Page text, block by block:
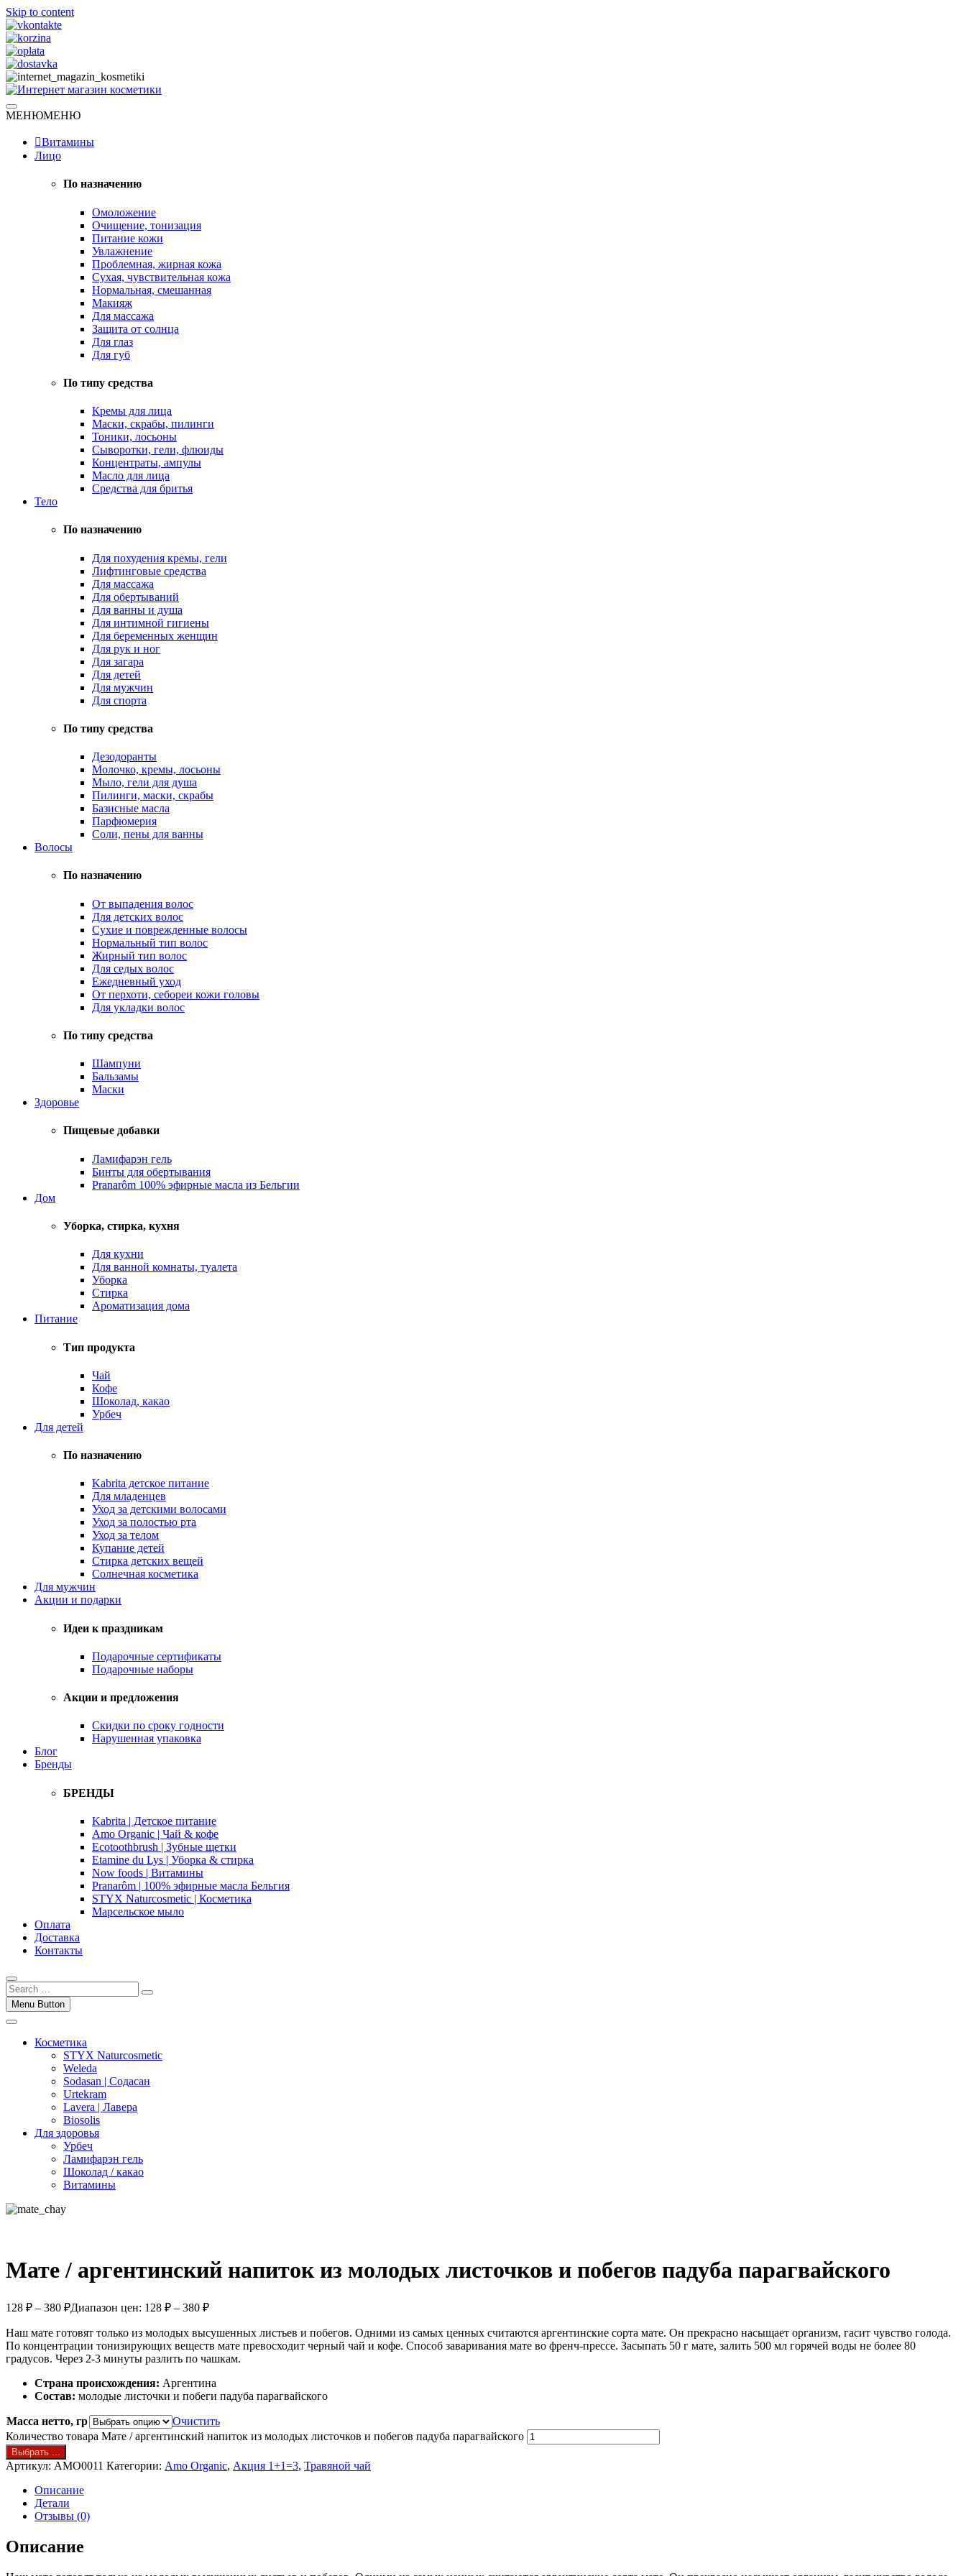
Skip to content
Интернет магазин косметики
Натуральная косметика
МЕНЮМЕНЮ
Витамины
Лицо
По назначению
Омоложение
Очищение, тонизация
Питание кожи
Увлажнение
Проблемная, жирная кожа
Сухая, чувствительная кожа
Нормальная, смешанная
Макияж
Для массажа
Защита от солнца
Для глаз
Для губ
По типу средства
Кремы для лица
Маски, скрабы, пилинги
Тоники, лосьоны
Сыворотки, гели, флюиды
Концентраты, ампулы
Масло для лица
Средства для бритья
Тело
По назначению
Для похудения кремы, гели
Лифтинговые средства
Для массажа
Для обертываний
Для ванны и душа
Для интимной гигиены
Для беременных женщин
Для рук и ног
Для загара
Для детей
Для мужчин
Для спорта
По типу средства
Дезодоранты
Молочко, кремы, лосьоны
Мыло, гели для душа
Пилинги, маски, скрабы
Базисные масла
Парфюмерия
Соли, пены для ванны
Волосы
По назначению
От выпадения волос
Для детских волос
Сухие и поврежденные волосы
Нормальный тип волос
Жирный тип волос
Для седых волос
Ежедневный уход
От перхоти, себореи кожи головы
Для укладки волос
По типу средства
Шампуни
Бальзамы
Маски
Здоровье
Пищевые добавки
Ламифарэн гель
Бинты для обертывания
Pranarôm 100% эфирные масла из Бельгии
Дом
Уборка, стирка, кухня
Для кухни
Для ванной комнаты, туалета
Уборка
Стирка
Ароматизация дома
Питание
Тип продукта
Чай
Кофе
Шоколад, какао
Урбеч
Для детей
По назначению
Kabrita детское питание
Для младенцев
Уход за детскими волосами
Уход за полостью рта
Уход за телом
Купание детей
Стирка детских вещей
Солнечная косметика
Для мужчин
Акции и подарки
Идеи к праздникам
Подарочные сертификаты
Подарочные наборы
Акции и предложения
Скидки по сроку годности
Нарушенная упаковка
Блог
Бренды
БРЕНДЫ
Kabrita | Детское питание
Amo Organic | Чай & кофе
Ecotoothbrush | Зубные щетки
Etamine du Lys | Уборка & стирка
Now foods | Витамины
Pranarôm | 100% эфирные масла Бельгия
STYX Naturcosmetic | Косметика
Марсельское мыло
Оплата
Доставка
Контакты
Menu Button
Косметика
STYX Naturcosmetic
Weleda
Sodasan | Содасан
Urtekram
Lavera | Лавера
Biosolis
Для здоровья
Урбеч
Ламифарэн гель
Шоколад / какао
Витамины
Мате / аргентинский напиток из молодых листочков и побегов падуба парагвайского
128 ₽ – 380 ₽Диапазон цен: 128 ₽ – 380 ₽
Наш мате готовят только из молодых высушенных листьев и побегов. Одними из самых ценных считаются аргентинские сорта мате. Он прекрасно насыщает организм, гасит чувство голода.
По концентрации тонизирующих веществ мате превосходит черный чай и кофе. Способ заваривания мате во френч-прессе. Засыпать 50 г мате, залить 500 мл горячей воды не более 80
градусов. Через 2-3 минуты разлить по чашкам.
Страна происхождения: Аргентина
Состав: молодые листочки и побеги падуба парагвайского
Масса нетто, гр
Очистить
Количество товара Мате / аргентинский напиток из молодых листочков и побегов падуба парагвайского
Выбрать ...
Артикул: AMO0011 Категории: Amo Organic, Акция 1+1=3, Травяной чай
Описание
Детали
Отзывы (0)
Описание